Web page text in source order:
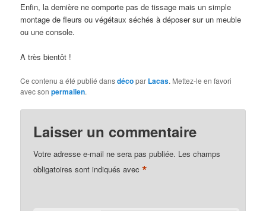
Enfin, la dernière ne comporte pas de tissage mais un simple
montage de fleurs ou végétaux séchés à déposer sur un meuble
ou une console.
A très bientôt !
Ce contenu a été publié dansdécopar Lacas. Mettez-le en favori
avec sonpermalien.
Laisser un commentaire
Votre adresse e-mail ne sera pas publiée. Les champs
obligatoires sont indiqués avec*